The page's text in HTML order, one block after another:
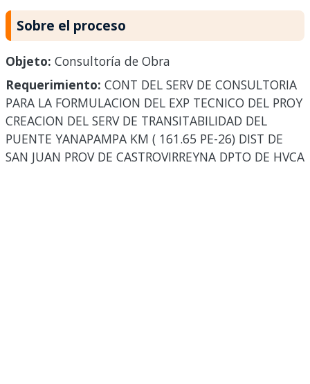
Sobre el proceso
Objeto: Consultoría de Obra
Requerimiento: CONT DEL SERV DE CONSULTORIA
PARA LA FORMULACION DEL EXP TECNICO DEL PROY
CREACION DEL SERV DE TRANSITABILIDAD DEL
PUENTE YANAPAMPA KM ( 161.65 PE-26) DIST DE
SAN JUAN PROV DE CASTROVIRREYNA DPTO DE HVCA